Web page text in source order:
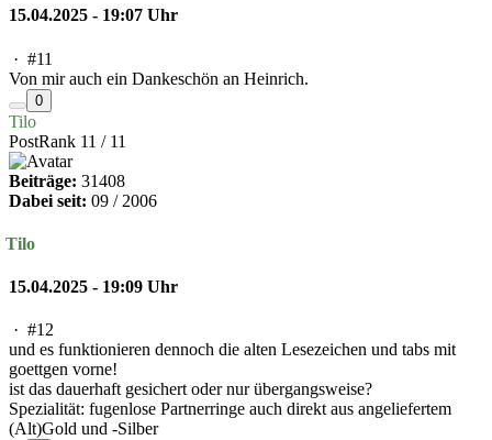
15.04.2025 - 19:07 Uhr
· #11
Von mir auch ein Dankeschön an Heinrich.
0
Tilo
PostRank 11 / 11
Beiträge: 31408
Dabei seit: 09 / 2006
Tilo
15.04.2025 - 19:09 Uhr
· #12
und es funktionieren dennoch die alten Lesezeichen und tabs mit
goettgen vorne!
ist das dauerhaft gesichert oder nur übergangsweise?
Spezialität: fugenlose Partnerringe auch direkt aus angeliefertem
(Alt)Gold und -Silber